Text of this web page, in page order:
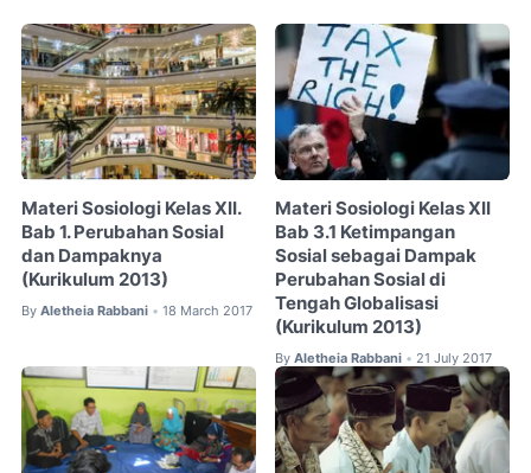
Materi Sosiologi Kelas XII.
Bab 1. Perubahan Sosial
dan Dampaknya
(Kurikulum 2013)
By Aletheia Rabbani • 18 March 2017
Materi Sosiologi Kelas XII
Bab 3.1 Ketimpangan
Sosial sebagai Dampak
Perubahan Sosial di
Tengah Globalisasi
(Kurikulum 2013)
By Aletheia Rabbani • 21 July 2017